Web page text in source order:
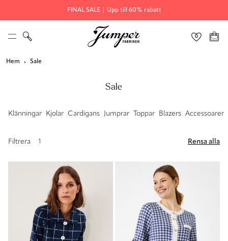
FINAL SALE | Upp till 60% rabatt
Hem Sale
Sale
Klänningar Kjolar Cardigans Jumprar Toppar Blazers Accessoarer
Filtrera 1 Rensa alla